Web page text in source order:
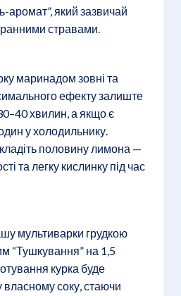
аромат”, який зазвичай
стравами.
маринадом зовні та
ефекту залиште
хвилин, а якщо є
у холодильнику.
половину лимона —
та легку кислинку під час
мультиварки грудкою
“Тушкування” на 1,5
курка буде
власному соку, стаючи